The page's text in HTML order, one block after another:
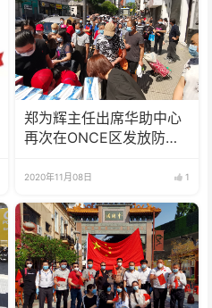
郑为辉主任出席华助中心
再次在ONCE区发放防疫
2020年11月08日 1